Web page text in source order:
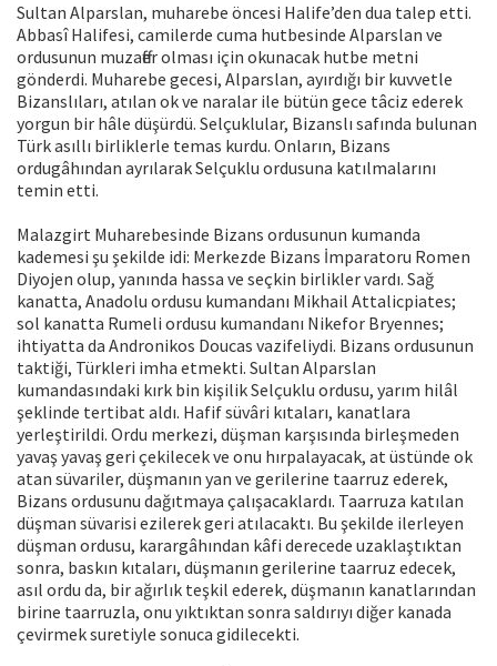
Sultan Alparslan, muharebe öncesi Halife’den dua talep etti.
Abbasî Halifesi, camilerde cuma hutbesinde Alparslan ve
ordusunun muzaffer olması için okunacak hutbe metni
gönderdi. Muharebe gecesi, Alparslan, ayırdığı bir kuvvetle
Bizanslıları, atılan ok ve naralar ile bütün gece tâciz ederek
yorgun bir hâle düşürdü. Selçuklular, Bizanslı safında bulunan
Türk asıllı birliklerle temas kurdu. Onların, Bizans
ordugâhından ayrılarak Selçuklu ordusuna katılmalarını
temin etti.
Malazgirt Muharebesinde Bizans ordusunun kumanda
kademesi şu şekilde idi: Merkezde Bizans İmparatoru Romen
Diyojen olup, yanında hassa ve seçkin birlikler vardı. Sağ
kanatta, Anadolu ordusu kumandanı Mikhail Attalicpiates;
sol kanatta Rumeli ordusu kumandanı Nikefor Bryennes;
ihtiyatta da Andronikos Doucas vazifeliydi. Bizans ordusunun
taktiği, Türkleri imha etmekti. Sultan Alparslan
kumandasındaki kırk bin kişilik Selçuklu ordusu, yarım hilâl
şeklinde tertibat aldı. Hafif süvâri kıtaları, kanatlara
yerleştirildi. Ordu merkezi, düşman karşısında birleşmeden
yavaş yavaş geri çekilecek ve onu hırpalayacak, at üstünde ok
atan süvariler, düşmanın yan ve gerilerine taarruz ederek,
Bizans ordusunu dağıtmaya çalışacaklardı. Taarruza katılan
düşman süvarisi ezilerek geri atılacaktı. Bu şekilde ilerleyen
düşman ordusu, karargâhından kâfi derecede uzaklaştıktan
sonra, baskın kıtaları, düşmanın gerilerine taarruz edecek,
asıl ordu da, bir ağırlık teşkil ederek, düşmanın kanatlarından
birine taarruzla, onu yıktıktan sonra saldırıyı diğer kanada
çevirmek suretiyle sonuca gidilecekti.